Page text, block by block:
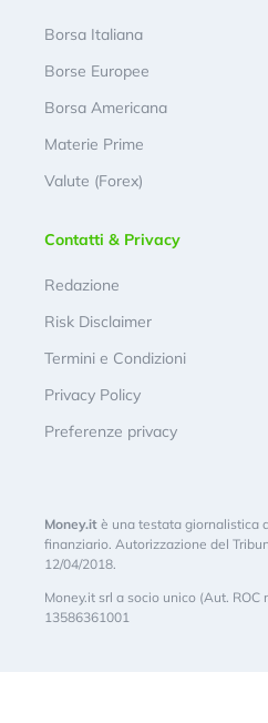
Borsa Italiana
Borse Europee
Borsa Americana
Materie Prime
Valute (Forex)
Contatti & Privacy
Redazione
Risk Disclaimer
Termini e Condizioni
Privacy Policy
Preferenze privacy
Money.it è una testata giornalistica
finanziario. Autorizzazione del
12/04/2018.
Money.it srl a socio unico (Aut. ROC
13586361001